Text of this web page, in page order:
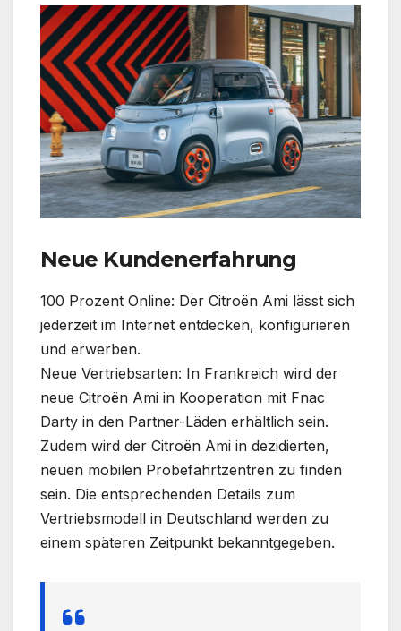
Neue Kundenerfahrung
100 Prozent Online: Der Citroën Ami lässt sich
jederzeit im Internet entdecken, konfigurieren
und erwerben.
Neue Vertriebsarten: In Frankreich wird der
neue Citroën Ami in Kooperation mit Fnac
Darty in den Partner-Läden erhältlich sein.
Zudem wird der Citroën Ami in dezidierten,
neuen mobilen Probefahrtzentren zu finden
sein. Die entsprechenden Details zum
Vertriebsmodell in Deutschland werden zu
einem späteren Zeitpunkt bekanntgegeben.